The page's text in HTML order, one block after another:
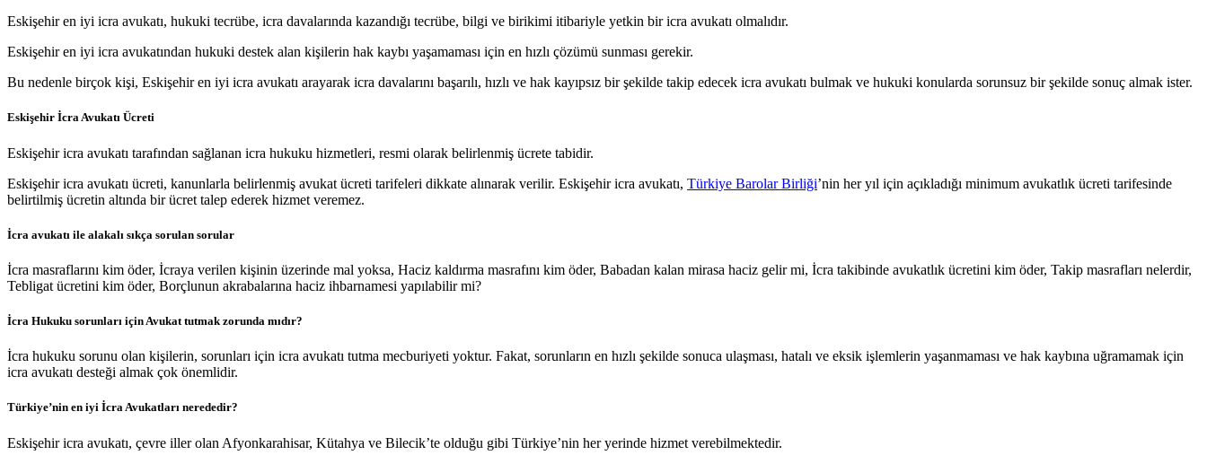
Eskişehir en iyi icra avukatı, hukuki tecrübe, icra davalarında kazandığı tecrübe, bilgi ve birikimi itibariyle yetkin bir icra avukatı olmalıdır.
Eskişehir en iyi icra avukatından hukuki destek alan kişilerin hak kaybı yaşamaması için en hızlı çözümü sunması gerekir.
Bu nedenle birçok kişi, Eskişehir en iyi icra avukatı arayarak icra davalarını başarılı, hızlı ve hak kayıpsız bir şekilde takip edecek icra avukatı bulmak ve hukuki konularda sorunsuz bir şekilde sonuç almak ister.
Eskişehir İcra Avukatı Ücreti
Eskişehir icra avukatı tarafından sağlanan icra hukuku hizmetleri, resmi olarak belirlenmiş ücrete tabidir.
Eskişehir icra avukatı ücreti, kanunlarla belirlenmiş avukat ücreti tarifeleri dikkate alınarak verilir. Eskişehir icra avukatı, Türkiye Barolar Birliği’nin her yıl için açıkladığı minimum avukatlık ücreti tarifesinde
belirtilmiş ücretin altında bir ücret talep ederek hizmet veremez.
İcra avukatı ile alakalı sıkça sorulan sorular
İcra masraflarını kim öder, İcraya verilen kişinin üzerinde mal yoksa, Haciz kaldırma masrafını kim öder, Babadan kalan mirasa haciz gelir mi, İcra takibinde avukatlık ücretini kim öder, Takip masrafları nelerdir,
Tebligat ücretini kim öder, Borçlunun akrabalarına haciz ihbarnamesi yapılabilir mi?
İcra Hukuku sorunları için Avukat tutmak zorunda mıdır?
İcra hukuku sorunu olan kişilerin, sorunları için icra avukatı tutma mecburiyeti yoktur. Fakat, sorunların en hızlı şekilde sonuca ulaşması, hatalı ve eksik işlemlerin yaşanmaması ve hak kaybına uğramamak için
icra avukatı desteği almak çok önemlidir.
Türkiye’nin en iyi İcra Avukatları nerededir?
Eskişehir icra avukatı, çevre iller olan Afyonkarahisar, Kütahya ve Bilecik’te olduğu gibi Türkiye’nin her yerinde hizmet verebilmektedir.